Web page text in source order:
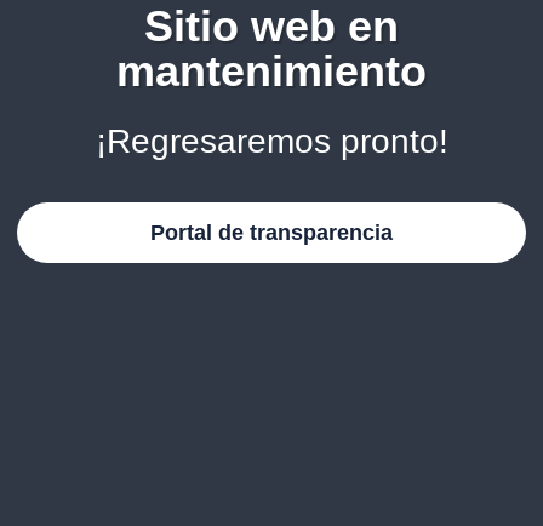
Sitio web en
mantenimiento
¡Regresaremos pronto!
Portal de transparencia